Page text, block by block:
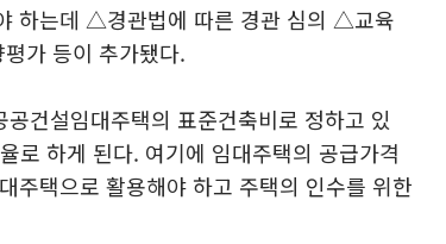
하는데 △경관법에 따른 경관 심의 △교육
가 등이 추가됐다.
건설임대주택의 표준건축비로 정하고 있
로 하게 된다. 여기에 임대주택의 공급가격
주택으로 활용해야 하고 주택의 인수를 위한